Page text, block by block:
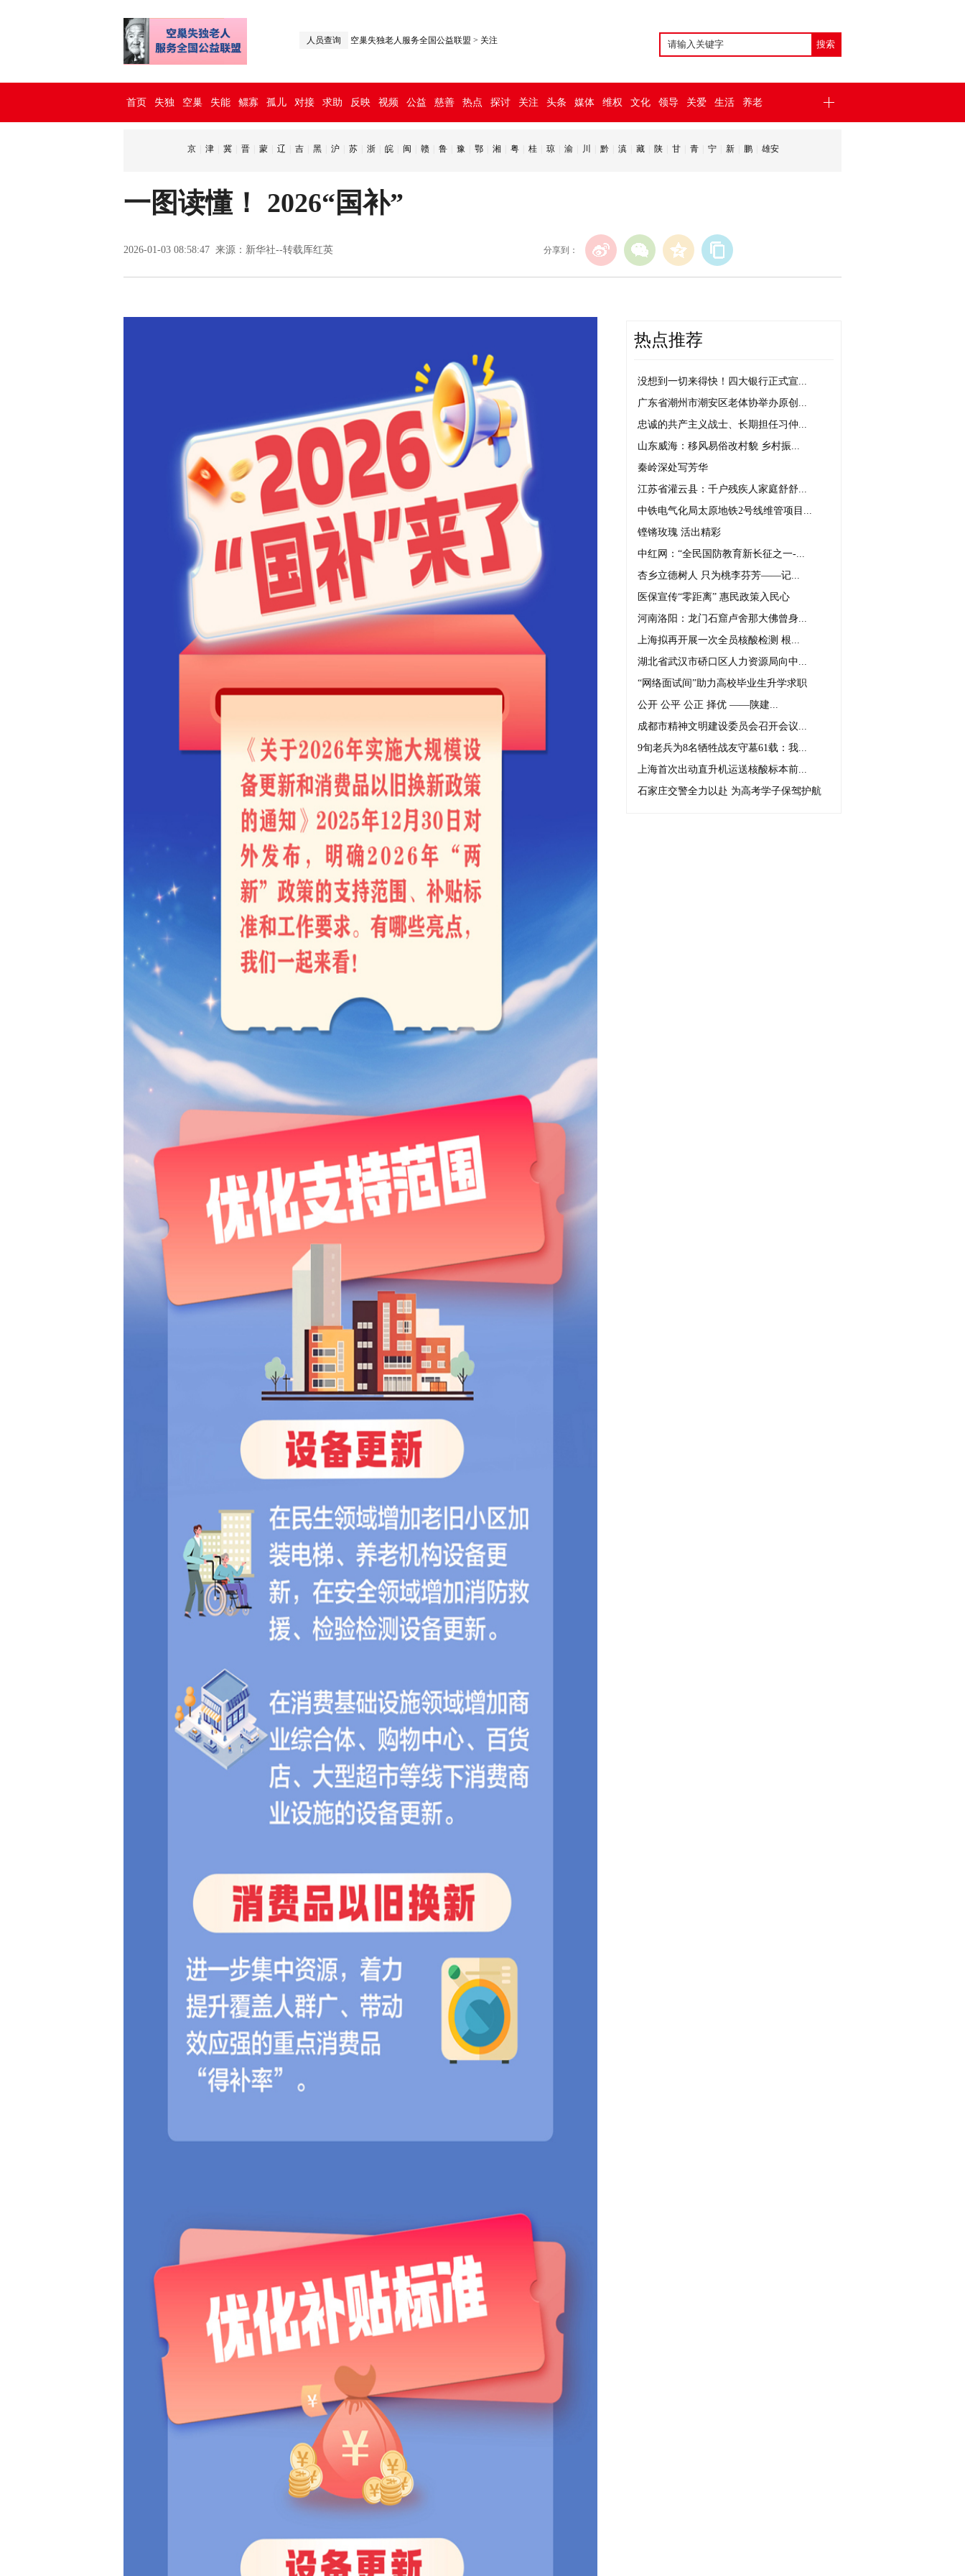
人员查询 空巢失独老人服务全国公益联盟 > 关注
首页 失独 空巢 失能 鳏寡 孤儿 对接 求助 反映 视频 公益 慈善 热点 探讨 关注 头条 媒体 维权 文化 领导 关爱 生活 养老
京 津 冀 晋 蒙 辽 吉 黑 沪 苏 浙 皖 闽 赣 鲁 豫 鄂 湘 粤 桂 琼 渝 川 黔 滇 藏 陕 甘 青 宁 新 鹏 雄安
一图读懂！ 2026“国补”
2026-01-03 08:58:47 来源：新华社--转载厍红英 分享到：
热点推荐
没想到一切来得快！四大银行正式宣...
广东省潮州市潮安区老体协举办原创...
忠诚的共产主义战士、长期担任习仲...
山东威海：移风易俗改村貌 乡村振...
秦岭深处写芳华
江苏省灌云县：千户残疾人家庭舒舒...
中铁电气化局太原地铁2号线维管项目...
铿锵玫瑰 活出精彩
中红网：“全民国防教育新长征之一-...
杏乡立德树人 只为桃李芬芳——记...
医保宣传“零距离” 惠民政策入民心
河南洛阳：龙门石窟卢舍那大佛曾身...
上海拟再开展一次全员核酸检测 根...
湖北省武汉市硚口区人力资源局向中...
“网络面试间”助力高校毕业生升学求职
公开 公平 公正 择优 ——陕建...
成都市精神文明建设委员会召开会议...
9旬老兵为8名牺牲战友守墓61载：我...
上海首次出动直升机运送核酸标本前...
石家庄交警全力以赴 为高考学子保驾护航